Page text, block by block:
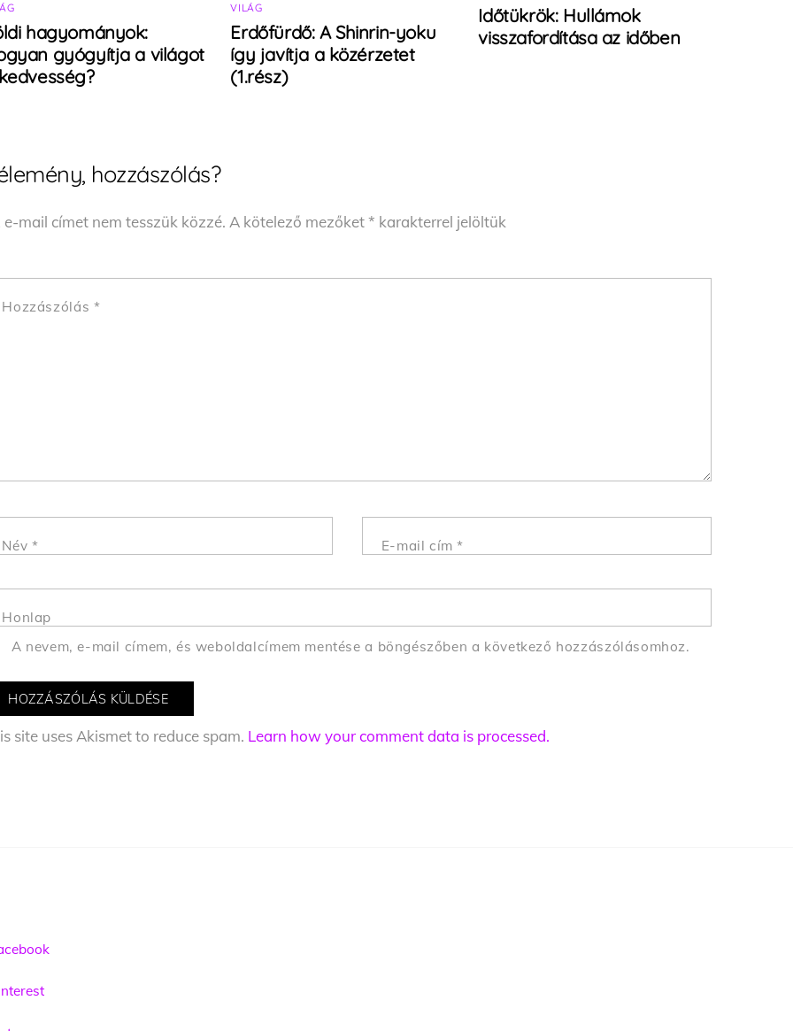
hagyományok:
gyógyítja a világot
VILÁG
Erdőfürdő: A Shinrin-yoku
így javítja a közérzetet
(1.rész)
Időtükrök: Hullámok
visszafordítása az időben
hozzászólás?
e-mail címet nem tesszük közzé. A kötelező mezőket* karakterrel jelöltük
Hozzászólás *
Név * E-mail cím*
Honlap
A nevem, e-mail címem, és weboldalcímem mentése a böngészőben a következő hozzászólásomhoz.
site uses Akismet to reduce spam. Learn how your comment data is processed.